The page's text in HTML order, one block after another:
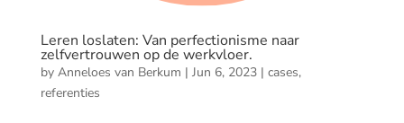
Leren loslaten: Van perfectionisme naar
zelfvertrouwen op de werkvloer.
by Anneloes van Berkum | Jun 6, 2023| cases,
referenties